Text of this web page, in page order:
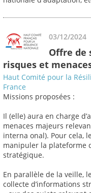
03/12/2024
Offre de
risques et
Haut Comité pour la
France
Missions proposées :
Il (elle) aura en charge
menaces majeurs
interna onal). Pour cela,
manipuler la plateforme
stratégique.
En parallèle de la veille,
collecte d’informations